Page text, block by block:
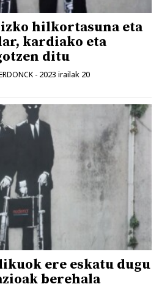
hilkortasuna eta
kardiako eta
ditu
- 2023 irailak 20
ere eskatu dugu
berehala